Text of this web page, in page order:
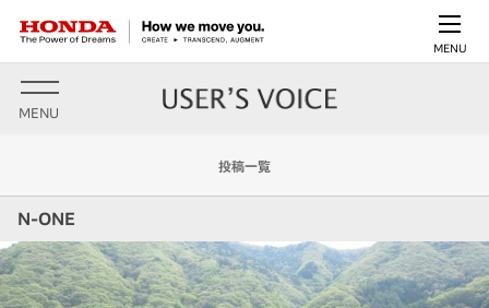
MENU
MENU
投稿一覧
N-ONE